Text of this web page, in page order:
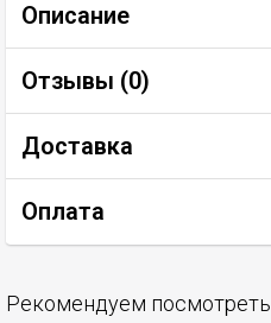
Описание
Отзывы (0)
Доставка
Оплата
Рекомендуем посмотреть